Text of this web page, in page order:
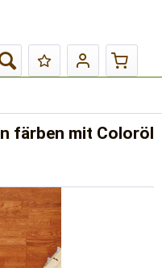
färben mit Coloröl